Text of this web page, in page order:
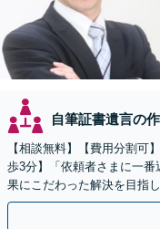
自筆証書遺言の
【相談無料】【費用分割可
歩3分】「依頼者さまに一
果にこだわった解決を目指
害／遺言書の作成／遺産の